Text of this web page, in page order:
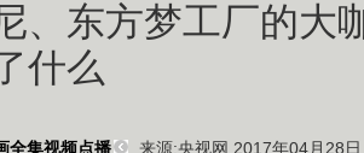
、东方梦工厂的大
什么
全集视频点播 来源:央视网 2017年04月28